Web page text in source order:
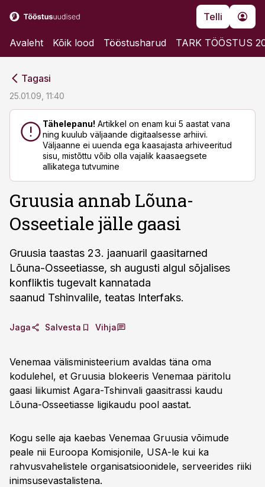
Telli
Avaleht Kõik lood Tööstusharud TARK TÖÖSTUS
Tagasi
25.01.09, 11:40
Tähelepanu! Artikkel on enam kui 5 aastat vana
ning kuulub väljaande digitaalsesse arhiivi.
Väljaanne ei uuenda ega kaasajasta arhiveeritud
sisu, mistõttu võib olla vajalik kaasaegsete
allikatega tutvumine
Gruusia annab Lõuna-
Osseetiale jälle gaasi
Gruusia taastas 23. jaanuaril gaasitarned
Lõuna-Osseetiasse, sh augusti algul sõjalises
konfliktis tugevalt kannatada
saanud Tshinvalile, teatas Interfaks.
Jaga Salvesta Vihja
Venemaa välisministeerium avaldas täna oma
kodulehel, et Gruusia blokeeris Venemaa päritolu
gaasi liikumist Agara-Tshinvali gaasitrassi kaudu
Lõuna-Osseetiasse ligikaudu pool aastat.
Kogu selle aja kaebas Venemaa Gruusia võimude
peale nii Euroopa Komisjonile, USA-le kui ka
rahvusvahelistele organisatsioonidele, serveerides riiki
inimsusevastalistena.